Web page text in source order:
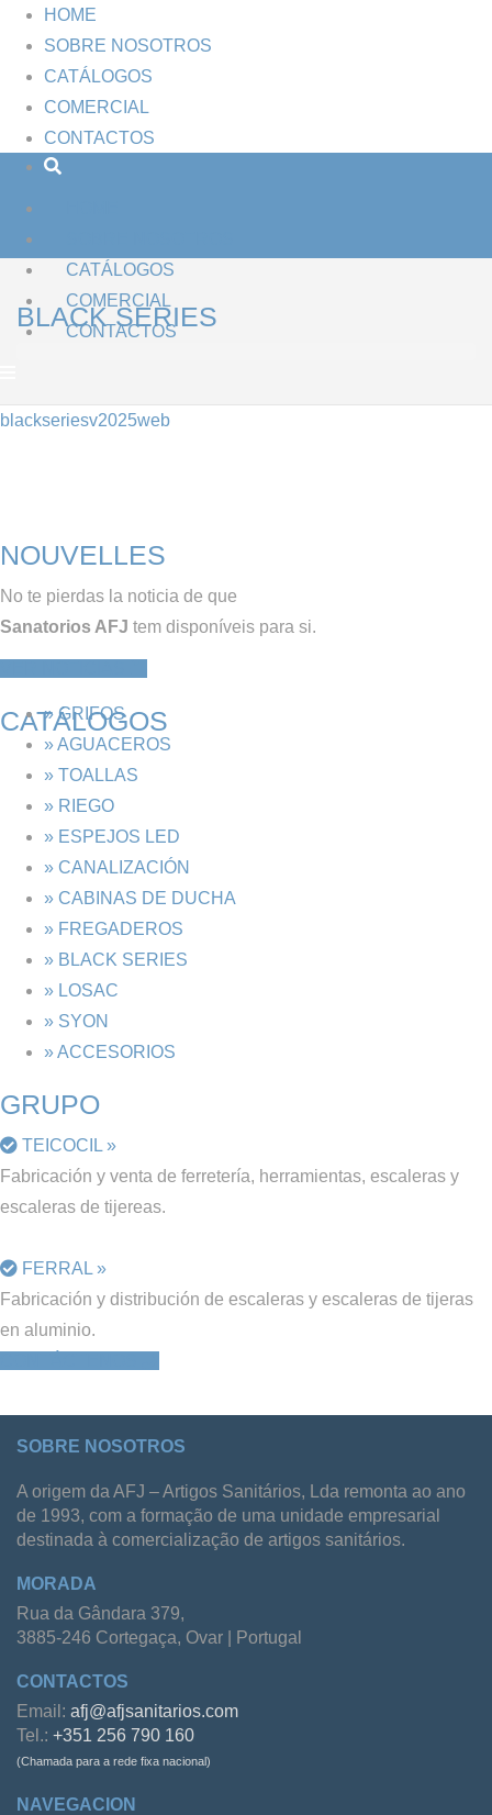
HOME
SOBRE NOSOTROS
CATÁLOGOS
COMERCIAL
CONTACTOS
CATÁLOGOS
COMERCIAL
CONTACTOS
BLACK SERIES
blackseriesv2025web
NOUVELLES
No te pierdas la noticia de que
Sanatorios AFJ tem disponíveis para si.
CATÁLOGOS
» GRIFOS
» AGUACEROS
» TOALLAS
» RIEGO
» ESPEJOS LED
» CANALIZACIÓN
» CABINAS DE DUCHA
» FREGADEROS
» BLACK SERIES
» LOSAC
» SYON
» ACCESORIOS
GRUPO
TEICOCIL »
Fabricación y venta de ferretería, herramientas, escaleras y
escaleras de tijereas.
FERRAL »
Fabricación y distribución de escaleras y escaleras de tijeras
en aluminio.
SOBRE NOSOTROS
A origem da AFJ – Artigos Sanitários, Lda remonta ao ano
de 1993, com a formação de uma unidade empresarial
destinada à comercialização de artigos sanitários.
MORADA
Rua da Gândara 379,
3885-246 Cortegaça, Ovar | Portugal
CONTACTOS
Email: afj@afjsanitarios.com
Tel.: +351 256 790 160
(Chamada para a rede fixa nacional)
NAVEGACION